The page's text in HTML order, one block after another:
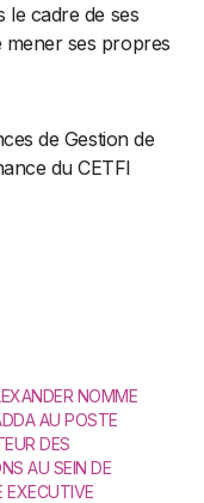
le cadre de ses
mener ses propres
de Gestion de
du CETFI
NOMME
AU POSTE
DES
AU SEIN DE
EXECUTIVE